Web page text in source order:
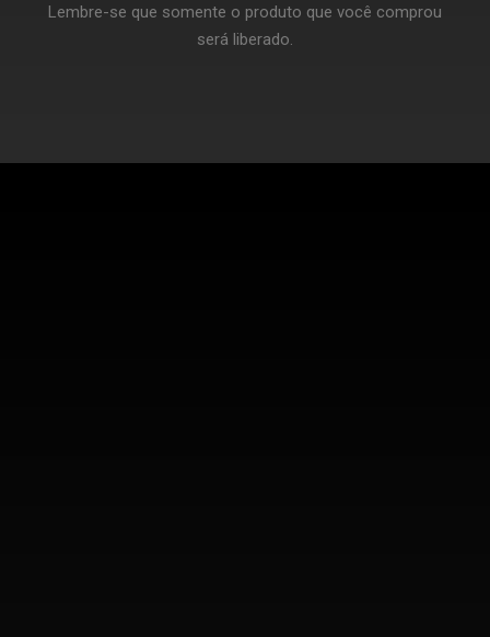
Lembre-se que somente o produto que você comprou
será liberado.